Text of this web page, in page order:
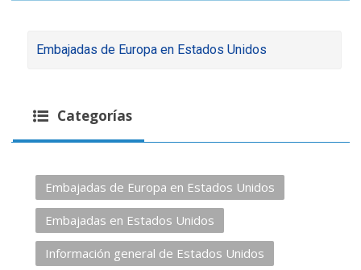
Embajadas de Europa en Estados Unidos
Categorías
Embajadas de Europa en Estados Unidos
Embajadas en Estados Unidos
Información general de Estados Unidos